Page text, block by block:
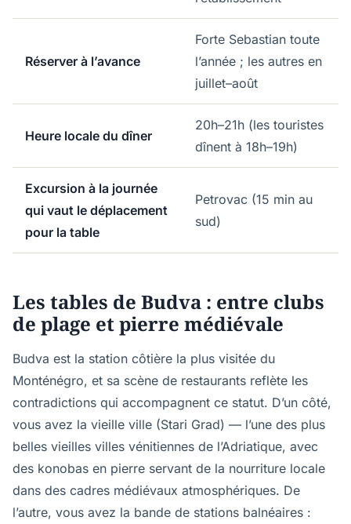
Réserver à l’avance
Forte Sebastian toute
l’année ; les autres en
juillet–août
Heure locale du dîner
20h–21h (les touristes
dînent à 18h–19h)
Excursion à la journée
qui vaut le déplacement
pour la table
Petrovac (15 min au
sud)
Les tables de Budva : entre clubs
de plage et pierre médiévale
Budva est la station côtière la plus visitée du
Monténégro, et sa scène de restaurants reflète les
contradictions qui accompagnent ce statut. D’un côté,
vous avez la vieille ville (Stari Grad) — l’une des plus
belles vieilles villes vénitiennes de l’Adriatique, avec
des konobas en pierre servant de la nourriture locale
dans des cadres médiévaux atmosphériques. De
l’autre, vous avez la bande de stations balnéaires :